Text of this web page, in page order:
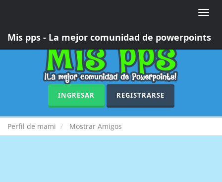
Toggle
Mis pps - La mejor comunidad de powerpoints
INGRESAR REGISTRARSE
Perfil de mami Mostrar Amigos